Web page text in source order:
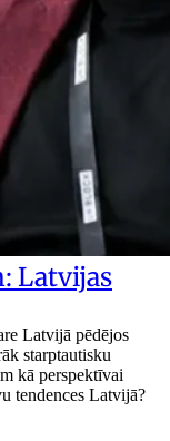
Latvijas
Latvijā pēdējos
starptautisku
kā perspektīvai
tendences Latvijā?